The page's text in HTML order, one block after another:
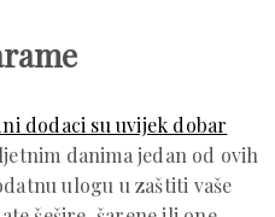
dodaci su uvijek dobar
danima jedan od ovih
ulogu u zaštiti vaše